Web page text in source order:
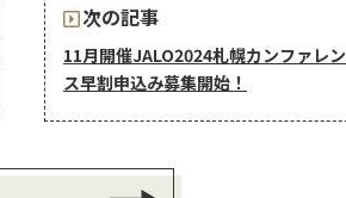
次の記事
11月開催JALO2024札幌カンファレン
ス早割申込み募集開始！